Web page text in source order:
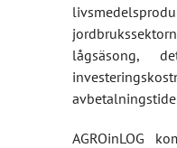
lågsäsong,
AGROinLOG